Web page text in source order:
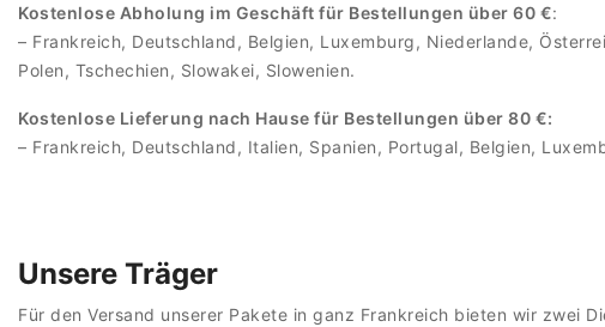
Kostenlose Abholung im Geschäft für Bestellungen über 60 €:
– Frankreich, Deutschland, Belgien, Luxemburg, Niederlande,
Polen, Tschechien, Slowakei, Slowenien.
Kostenlose Lieferung nach Hause für Bestellungen über 80 €:
– Frankreich, Deutschland, Italien, Spanien, Portugal, Belgien,
Unsere Träger
Für den Versand unserer Pakete in ganz Frankreich bieten wir zwei